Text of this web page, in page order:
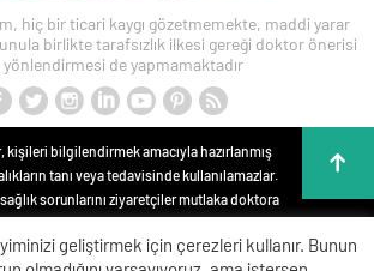
hiç bir ticari kaygı gözetmemekte, maddi yarar
birlikte tarafsızlık ilkesi gereği doktor önerisi
yönlendirmesi de yapmamaktadır
kişileri bilgilendirmek amacıyla hazırlanmış
tanı veya tedavisinde kullanılamazlar.
sorunlarını ziyaretçiler mutlaka doktora
yer alan bilgiler hiç bir zaman hekim
yerini alamaz. Site içeriği kişisel
geliştirmek için çerezleri kullanır. Bunun